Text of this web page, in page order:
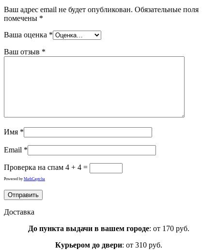
Ваш адрес email не будет опубликован. Обязательные поля
помечены *
Ваша оценка *
Ваш отзыв *
Имя *
Email *
Проверка на спам 4 + 4 =
Powered by MathCaptcha
Доставка
До пункта выдачи в вашем городе: от 170 руб.
Курьером до двери: от 310 руб.